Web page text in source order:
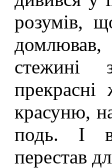
стежині
красуню,
подь. І
перестав